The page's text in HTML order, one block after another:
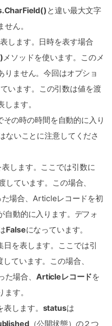
と違い最大文字
ん。
します。日時を表す場合
メソッドを使います。このメ
りません。今回はオプショ
います。この引数は値を渡
ます。
その時の時間を自動的に入り
ないことに注意してくださ
します。ここでは引数に
しています。この場合、
場合、Articleレコードを初
自動的に入ります。デフォ
Falseになっています。
日を表します。ここでは引
しています。この場合、
場合、 Articleレコードを
す。
します。 statusは
（公開状態）の２つ